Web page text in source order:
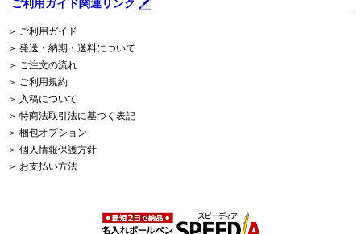
ご利用ガイド関連リンク
＞ ご利用ガイド
＞ 発送・納期・送料について
＞ ご注文の流れ
＞ ご利用規約
＞ 入稿について
＞ 特商法取引法に基づく表記
＞ 梱包オプション
＞ 個人情報保護方針
＞ お支払い方法